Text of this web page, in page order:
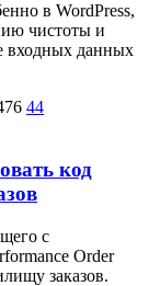
в WordPress,
чистоты и
входных данных
44
код
с
Order
заказов.